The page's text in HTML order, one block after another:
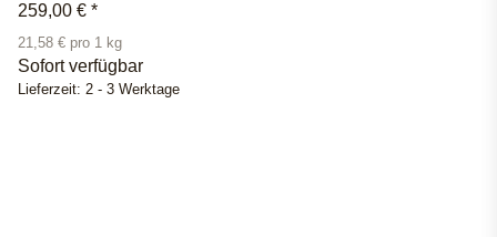
259,00 € *
21,58 € pro 1 kg
Sofort verfügbar
Lieferzeit: 2 - 3 Werktage